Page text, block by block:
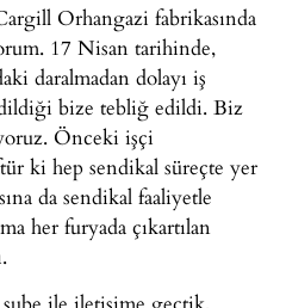
Orhangazi fabrikasında
17 Nisan tarihinde,
daralmadan dolayı iş
bize tebliğ edildi. Biz
Önceki işçi
ki hep sendikal süreçte yer
da sendikal faaliyetle
her furyada çıkartılan